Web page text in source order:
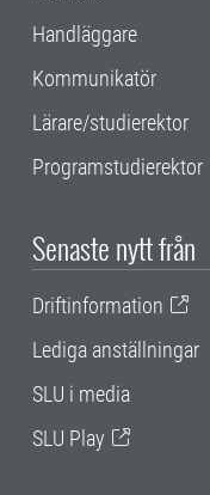
Handläggare
Kommunikatör
Lärare/studierektor
Programstudierektor
Senaste nytt från
Driftinformation
Lediga anställningar
SLU i media
SLU Play